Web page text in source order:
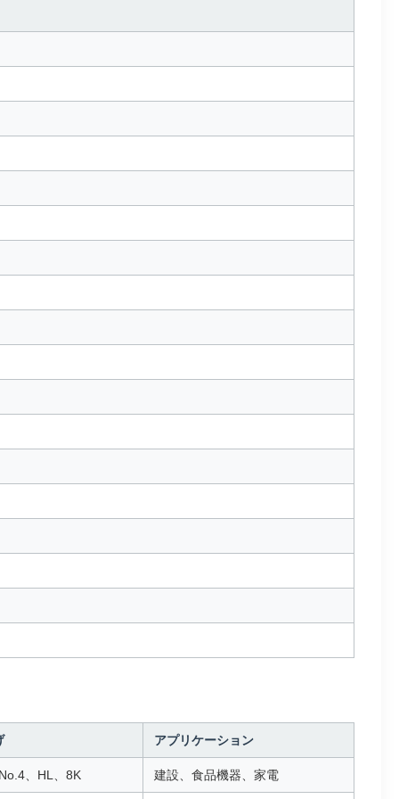
アプリケーション
、HL、8K 建設、食品機器、家電